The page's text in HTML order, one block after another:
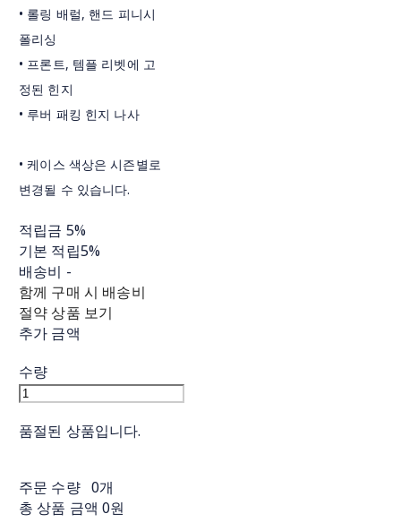
• 롤링 배럴, 핸드 피니시
폴리싱
• 프론트, 템플 리벳에 고
정된 힌지
• 루버 패킹 힌지 나사
• 케이스 색상은 시즌별로
변경될 수 있습니다.
적립금 5%
기본 적립5%
배송비 -
함께 구매 시 배송비
절약 상품 보기
추가 금액
수량
품절된 상품입니다.
주문 수량 0개
총 상품 금액 0원